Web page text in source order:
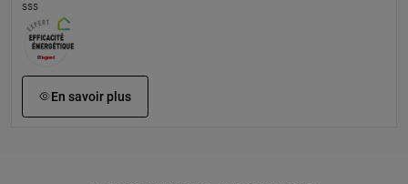
sss
En savoir plus